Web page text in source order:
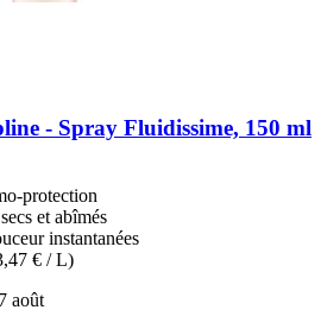
-​ Spray Fluidissime, 150 ml
protection
et abîmés
instantanées
€ / L)
août